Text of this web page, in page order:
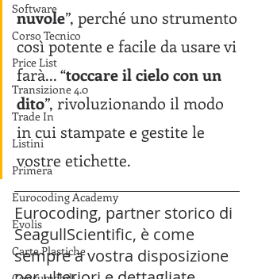
Software
Corso Tecnico
Price List
Transizione 4.0
Trade In
Listini
Primera
Eurocoding Academy
Evolis
Carte Plastiche
nuvole”, perché uno strumento
così potente e facile da usare vi
farà... “toccare il cielo con un
dito”, rivoluzionando il modo
in cui stampate e gestite le
vostre etichette.
Eurocoding, partner storico di
SeagullScientific, è come
sempre a vostra disposizione